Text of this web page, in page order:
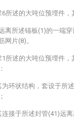
所述的大吨位预埋件，
离所述锚板(1)的一端
网片(8)。
1所述的大吨位预埋件
为环状结构，套设于所
接于所述封管(41)远